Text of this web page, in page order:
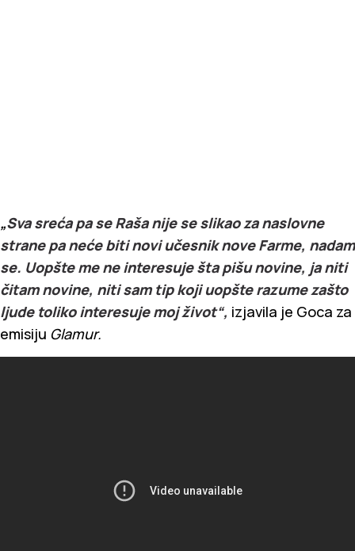
„Sva sreća pa se Raša nije se slikao za naslovne
strane pa neće biti novi učesnik nove Farme, nadam
se. Uopšte me ne interesuje šta pišu novine, ja niti
čitam novine, niti sam tip koji uopšte razume zašto
ljude toliko interesuje moj život“, izjavila je Goca za
emisiju Glamur.